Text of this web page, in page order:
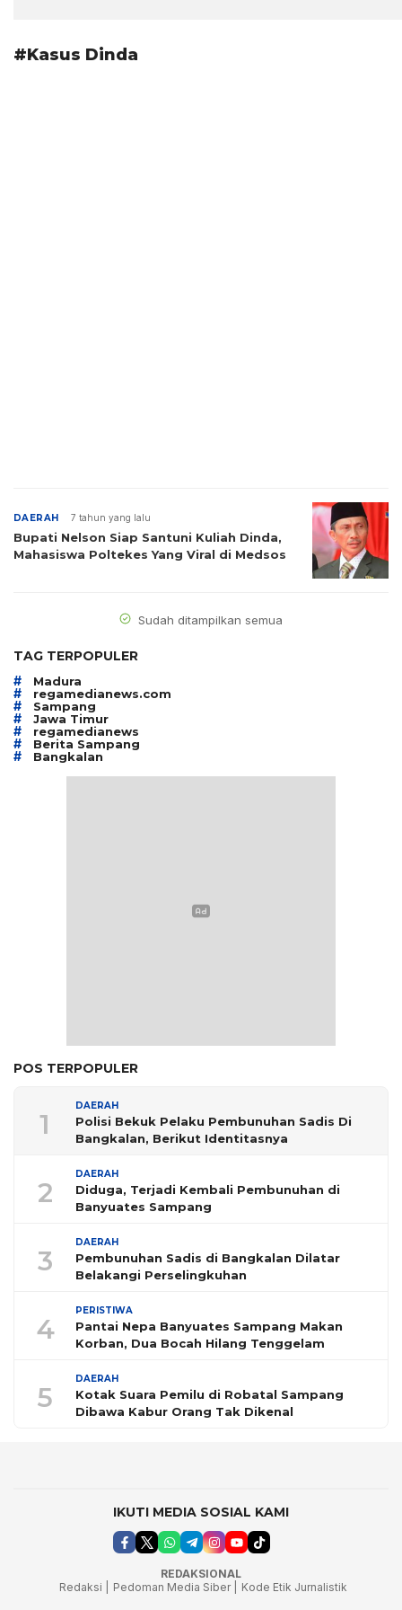
#Kasus Dinda
DAERAH 7 tahun yang lalu
Bupati Nelson Siap Santuni Kuliah Dinda,
Mahasiswa Poltekes Yang Viral di Medsos
Sudah ditampilkan semua
TAG TERPOPULER
# Madura
# regamedianews.com
# Sampang
# Jawa Timur
# regamedianews
# Berita Sampang
# Bangkalan
POS TERPOPULER
1
DAERAH
Polisi Bekuk Pelaku Pembunuhan Sadis Di
Bangkalan, Berikut Identitasnya
2
DAERAH
Diduga, Terjadi Kembali Pembunuhan di
Banyuates Sampang
3
DAERAH
Pembunuhan Sadis di Bangkalan Dilatar
Belakangi Perselingkuhan
4
PERISTIWA
Pantai Nepa Banyuates Sampang Makan
Korban, Dua Bocah Hilang Tenggelam
5
DAERAH
Kotak Suara Pemilu di Robatal Sampang
Dibawa Kabur Orang Tak Dikenal
IKUTI MEDIA SOSIAL KAMI
REDAKSIONAL
Redaksi |
Pedoman Media Siber |
Kode Etik Jurnalistik